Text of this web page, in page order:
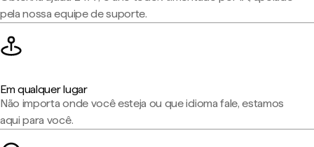
pela nossa equipe de suporte.
Em qualquer lugar
Não importa onde você esteja ou que idioma fale, estamos
aqui para você.